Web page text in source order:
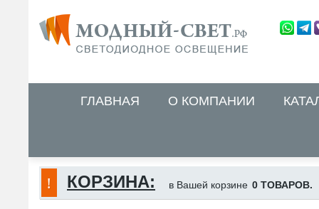
ГЛАВНАЯ О КОМПАНИИ
КОРЗИНА: в Вашей корзине 0 ТОВАРОВ.